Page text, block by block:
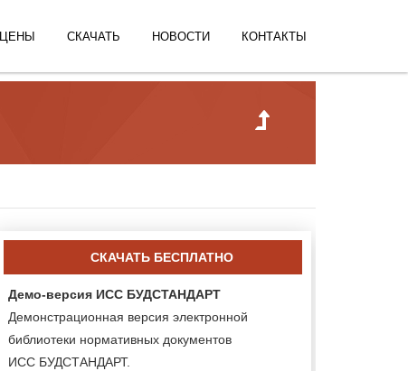
ЦЕНЫ СКАЧАТЬ НОВОСТИ КОНТАКТЫ
СКАЧАТЬ БЕСПЛАТНО
Демо-версия ИСС БУДСТАНДАРТ
Демонстрационная версия электронной
библиотеки нормативных документов
ИСС БУДСТАНДАРТ.